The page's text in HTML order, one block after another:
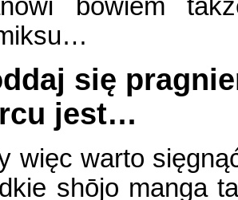
bowiem
się
jest…
więc warto
shōjo manga